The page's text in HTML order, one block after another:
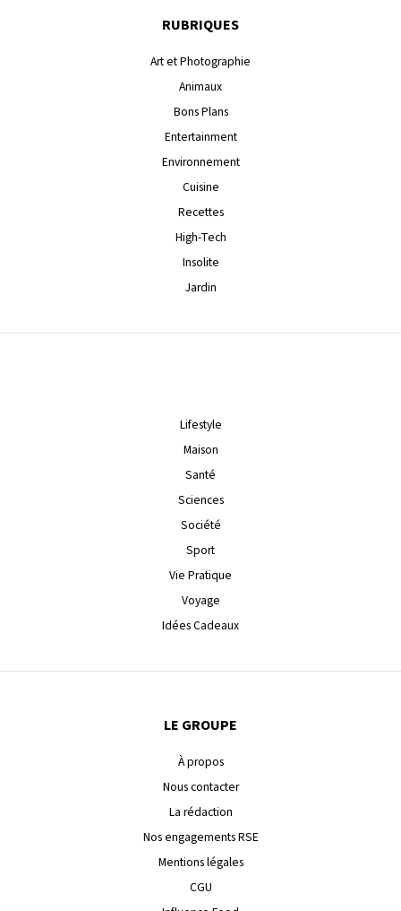
RUBRIQUES
Art et Photographie
Animaux
Bons Plans
Entertainment
Environnement
Cuisine
Recettes
High-Tech
Insolite
Jardin
Lifestyle
Maison
Santé
Sciences
Société
Sport
Vie Pratique
Voyage
Idées Cadeaux
LE GROUPE
À propos
Nous contacter
La rédaction
Nos engagements RSE
Mentions légales
CGU